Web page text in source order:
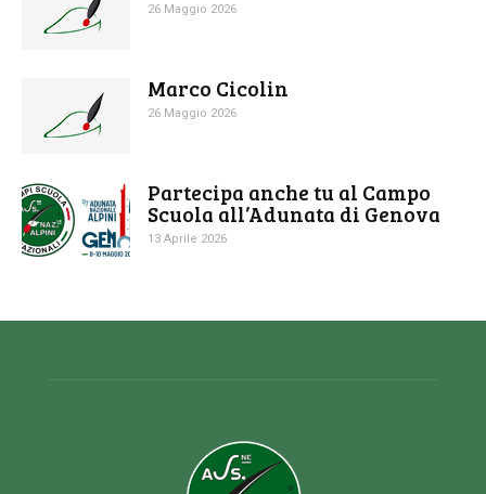
26 Maggio 2026
Marco Cicolin
26 Maggio 2026
Partecipa anche tu al Campo
Scuola all’Adunata di Genova
13 Aprile 2026